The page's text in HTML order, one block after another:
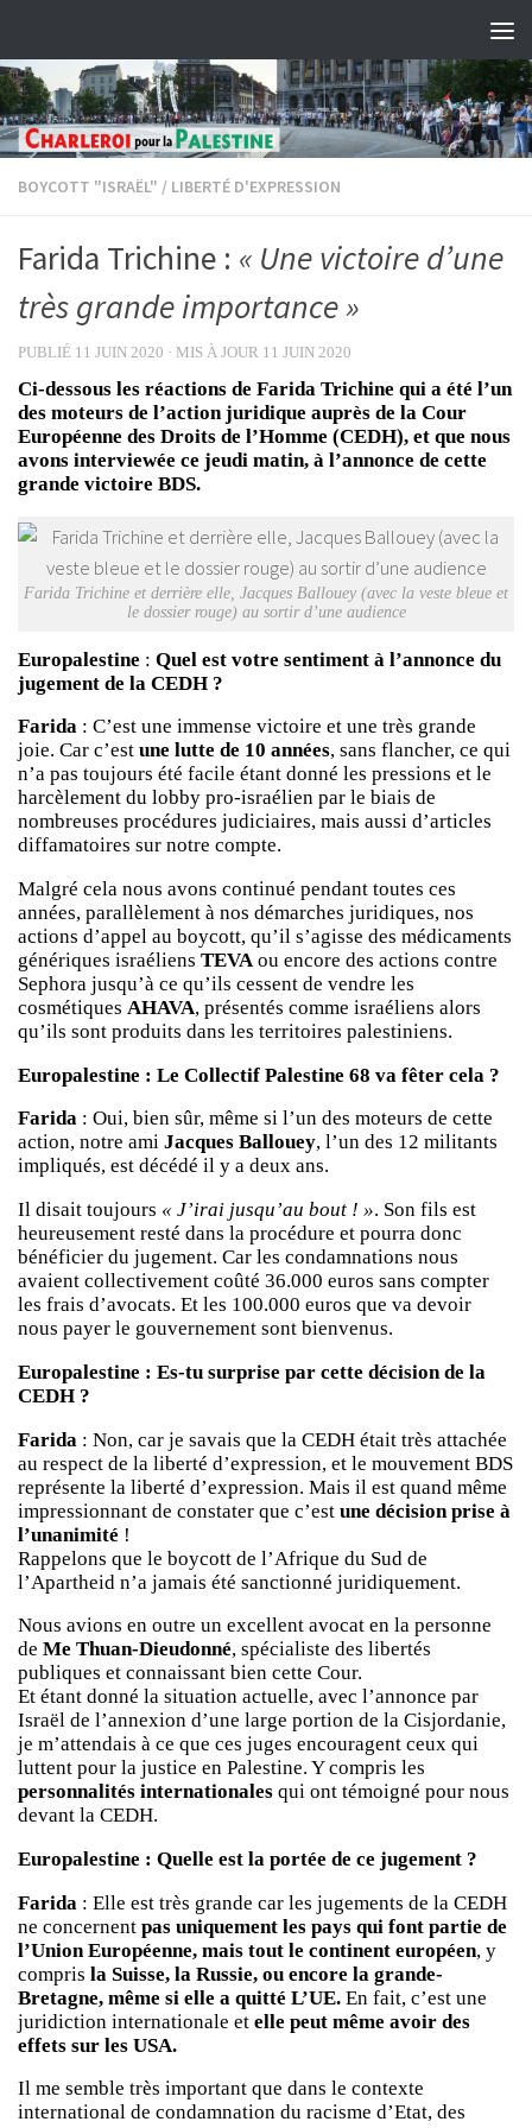
BOYCOTT "ISRAËL" / LIBERTÉ D'EXPRESSION
Farida Trichine : « Une victoire d’une
très grande importance »
PUBLIÉ 11 JUIN 2020 · MIS À JOUR 11 JUIN 2020
Ci-dessous les réactions de Farida Trichine qui a été l’un
des moteurs de l’action juridique auprès de la Cour
Européenne des Droits de l’Homme (CEDH), et que nous
avons interviewée ce jeudi matin, à l’annonce de cette
grande victoire BDS.
Farida Trichine et derrière elle, Jacques Ballouey (avec la veste bleue et
le dossier rouge) au sortir d’une audience
Europalestine : Quel est votre sentiment à l’annonce du
jugement de la CEDH ?
Farida : C’est une immense victoire et une très grande
joie. Car c’est une lutte de 10 années, sans flancher, ce qui
n’a pas toujours été facile étant donné les pressions et le
harcèlement du lobby pro-israélien par le biais de
nombreuses procédures judiciaires, mais aussi d’articles
diffamatoires sur notre compte.
Malgré cela nous avons continué pendant toutes ces
années, parallèlement à nos démarches juridiques, nos
actions d’appel au boycott, qu’il s’agisse des médicaments
génériques israéliens TEVAou encore des actions contre
Sephora jusqu’à ce qu’ils cessent de vendre les
cosmétiques AHAVA, présentés comme israéliens alors
qu’ils sont produits dans les territoires palestiniens.
Europalestine : Le Collectif Palestine 68 va fêter cela ?
Farida : Oui, bien sûr, même si l’un des moteurs de cette
action, notre ami Jacques Ballouey, l’un des 12 militants
impliqués, est décédé il y a deux ans.
Il disait toujours « J’irai jusqu’au bout ! ». Son fils est
heureusement resté dans la procédure et pourra donc
bénéficier du jugement. Car les condamnations nous
avaient collectivement coûté 36.000 euros sans compter
les frais d’avocats. Et les 100.000 euros que va devoir
nous payer le gouvernement sont bienvenus.
Europalestine : Es-tu surprise par cette décision de la
CEDH ?
Farida : Non, car je savais que la CEDH était très attachée
au respect de la liberté d’expression, et le mouvement BDS
représente la liberté d’expression. Mais il est quand même
impressionnant de constater que c’est une décision prise à
l’unanimité !
Rappelons que le boycott de l’Afrique du Sud de
l’Apartheid n’a jamais été sanctionné juridiquement.
Nous avions en outre un excellent avocat en la personne
de Me Thuan-Dieudonné, spécialiste des libertés
publiques et connaissant bien cette Cour.
Et étant donné la situation actuelle, avec l’annonce par
Israël de l’annexion d’une large portion de la Cisjordanie,
je m’attendais à ce que ces juges encouragent ceux qui
luttent pour la justice en Palestine. Y compris les
personnalités internationales qui ont témoigné pour nous
devant la CEDH.
Europalestine : Quelle est la portée de ce jugement ?
Farida : Elle est très grande car les jugements de la CEDH
ne concernent pas uniquement les pays qui font partie de
l’Union Européenne, mais tout le continent européen, y
compris la Suisse, la Russie, ou encore la grande-
Bretagne, même si elle a quitté L’UE. En fait, c’est une
juridiction internationale et elle peut même avoir des
effets sur les USA.
Il me semble très important que dans le contexte
international de condamnation du racisme d’Etat, des